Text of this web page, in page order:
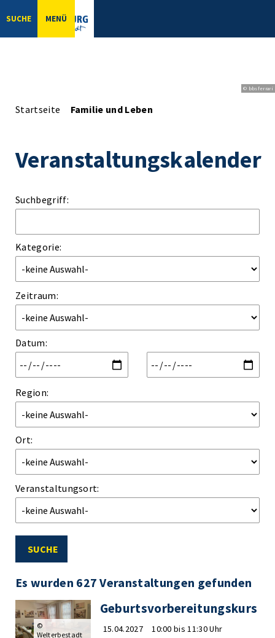
SUCHE MENÜ
© bbsferrari
Startseite Familie und Leben
Veranstaltungskalender
Suchbegriff:
Kategorie:
Zeitraum:
Datum:
Region:
Ort:
Veranstaltungsort:
SUCHE
Es wurden 627 Veranstaltungen gefunden
Geburtsvorbereitungskurs
15.04.2027 10:00 bis 11:30 Uhr
©
Welterbestadt